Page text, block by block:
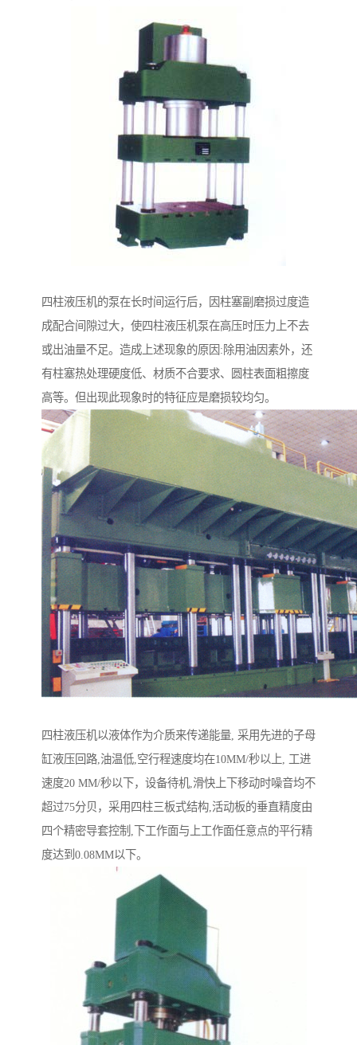
四柱液压机的泵在长时间运行后，因柱塞副磨损过度造
成配合间隙过大，使四柱液压机泵在高压时压力上不去
或出油量不足。造成上述现象的原因:除用油因素外，还
有柱塞热处理硬度低、材质不合要求、圆柱表面粗擦度
高等。但出现此现象时的特征应是磨损较均匀。
四柱液压机以液体作为介质来传递能量, 采用先进的子母
缸液压回路,油温低,空行程速度均在10MM/秒以上, 工进
速度20 MM/秒以下，设备待机,滑快上下移动时噪音均不
超过75分贝，采用四柱三板式结构,活动板的垂直精度由
四个精密导套控制,下工作面与上工作面任意点的平行精
度达到0.08MM以下。